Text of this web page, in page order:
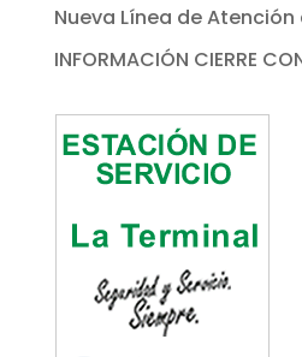
Nueva Línea de Atención
INFORMACIÓN CIERRE